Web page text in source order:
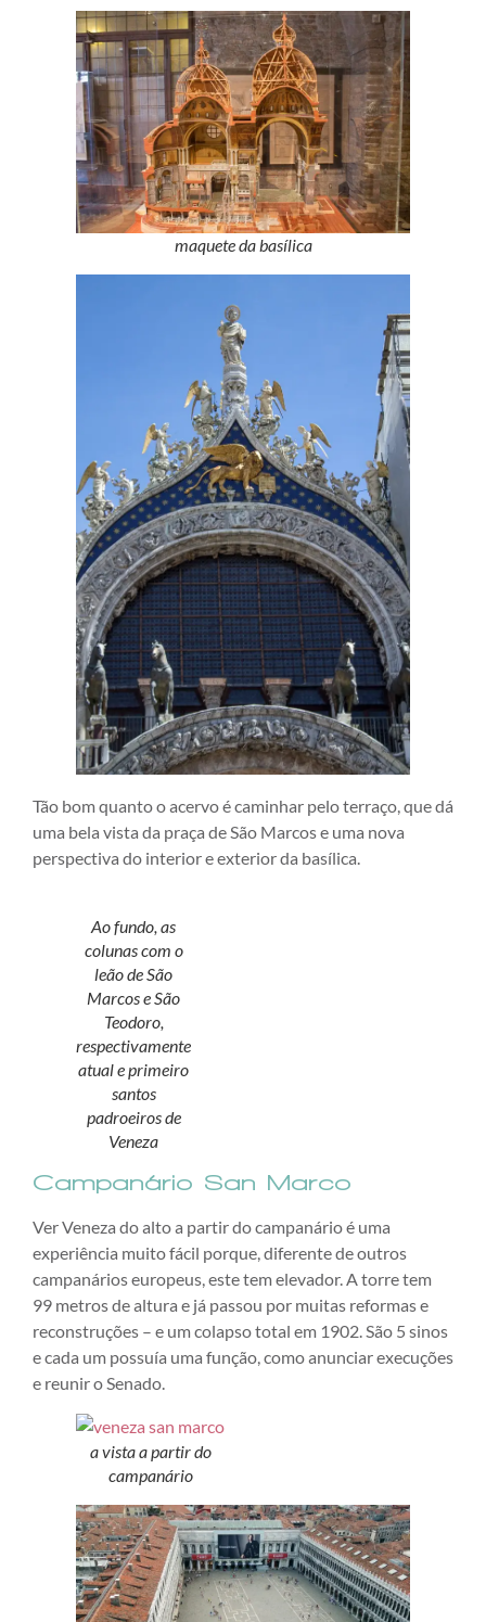
maquete da basílica
Tão bom quanto o acervo é caminhar pelo terraço, que dá
uma bela vista da praça de São Marcos e uma nova
perspectiva do interior e exterior da basílica.
Ao fundo, as
colunas com o
leão de São
Marcos e São
Teodoro,
respectivamente
atual e primeiro
santos
padroeiros de
Veneza
Campanário San Marco
Ver Veneza do alto a partir do campanário é uma
experiência muito fácil porque, diferente de outros
campanários europeus, este tem elevador. A torre tem
99 metros de altura e já passou por muitas reformas e
reconstruções – e um colapso total em 1902. São 5 sinos
e cada um possuía uma função, como anunciar execuções
e reunir o Senado.
a vista a partir do
campanário